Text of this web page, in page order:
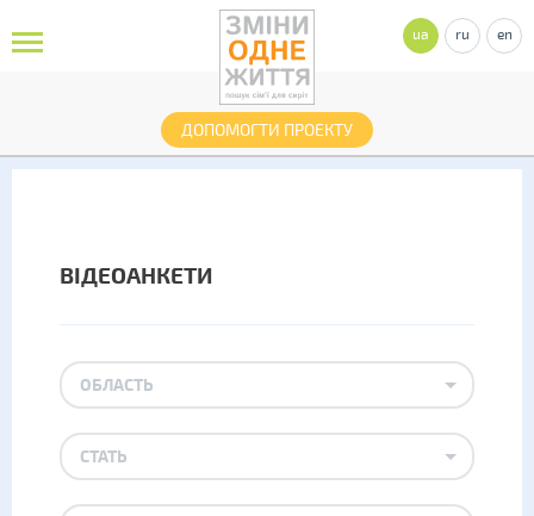
ДОПОМОГТИ ПРОЕКТУ
ua ru en
ВІДЕОАНКЕТИ
ОБЛАСТЬ
СТАТЬ